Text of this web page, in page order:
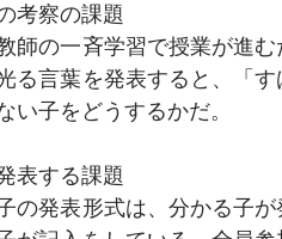
考察の課題
師の一斉学習で授業が進
る言葉を発表すると、「
い子をどうするかだ。
表する課題
の発表形式は、分かる子